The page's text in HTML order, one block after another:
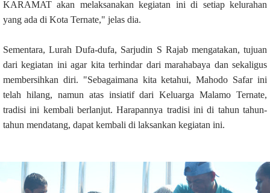
KARAMAT akan melaksanakan kegiatan ini di setiap kelurahan
yang ada di Kota Ternate," jelas dia.
Sementara, Lurah Dufa-dufa, Sarjudin S Rajab mengatakan, tujuan
dari kegiatan ini agar kita terhindar dari marahabaya dan sekaligus
membersihkan diri. "Sebagaimana kita ketahui, Mahodo Safar ini
telah hilang, namun atas insiatif dari Keluarga Malamo Ternate,
tradisi ini kembali berlanjut. Harapannya tradisi ini di tahun tahun-
tahun mendatang, dapat kembali di laksankan kegiatan ini.